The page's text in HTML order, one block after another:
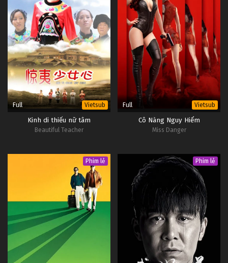
Full Vietsub
Kinh di thiếu nữ tâm
Beautiful Teacher
Full Vietsub
Cô Nàng Nguy Hiểm
Miss Danger
Phim lẻ Phim lẻ